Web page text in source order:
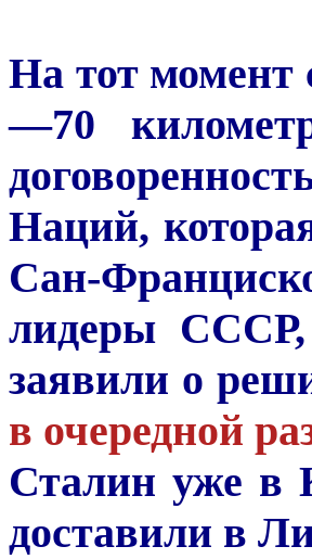
На тот момент
—70
Наций,
Сан-
лидеры
заявили о
в очередной
Сталин уже в
доставили в